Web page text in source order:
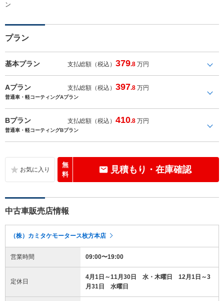
ン
プラン
基本プラン 支払総額（税込）379.8 万円
Aプラン 支払総額（税込）397.8 万円
普通車・軽コーティングAプラン
Bプラン 支払総額（税込）410.8 万円
普通車・軽コーティングBプラン
無
料
見積もり・在庫確認
中古車販売店情報
（株）カミタケモータース枚方本店
営業時間 09:00〜19:00
定休日
4月1日～11月30日 水・木曜日 12月1日～3
月31日 水曜日